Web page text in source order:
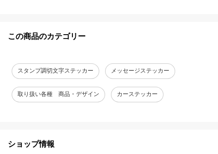
この商品のカテゴリー
スタンプ調切文字ステッカー メッセージステッカー
取り扱い各種 商品・デザイン カーステッカー
ショップ情報